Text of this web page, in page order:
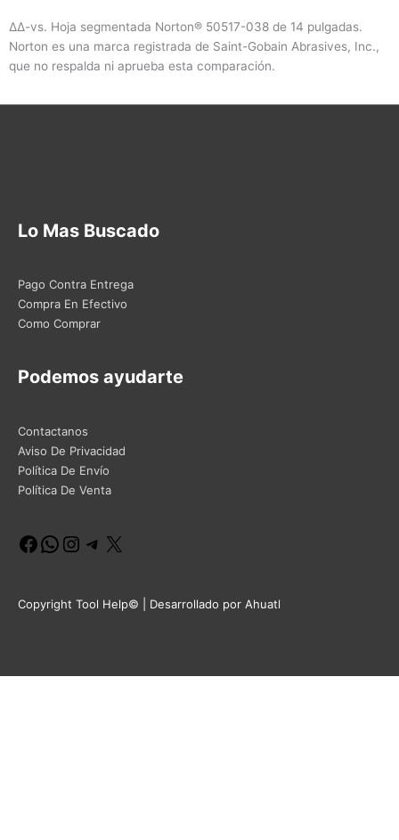
∆∆-vs. Hoja segmentada Norton® 50517-038 de 14 pulgadas.
Norton es una marca registrada de Saint-Gobain Abrasives, Inc.,
que no respalda ni aprueba esta comparación.
Lo Mas Buscado
Pago Contra Entrega
Compra En Efectivo
Como Comprar
Podemos ayudarte
Contactanos
Aviso De Privacidad
Política De Envío
Política De Venta
Facebook
WhatsApp
Instagram
Telegram
Copyright Tool Help© | Desarrollado por Ahuatl